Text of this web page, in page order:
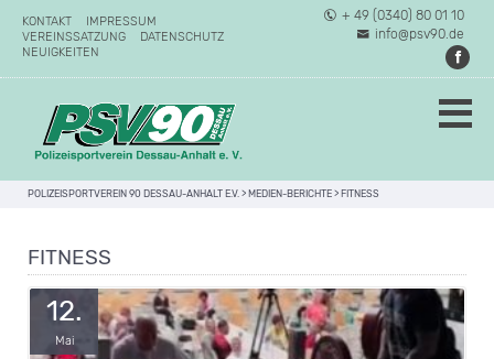
KONTAKT
IMPRESSUM
VEREINSSATZUNG
DATENSCHUTZ
NEUIGKEITEN
+ 49 (0340) 80 01 10
info@psv90.de
POLIZEISPORTVEREIN 90 DESSAU-ANHALT E.V. > MEDIEN-BERICHTE > FITNESS
FITNESS
12.
Mai